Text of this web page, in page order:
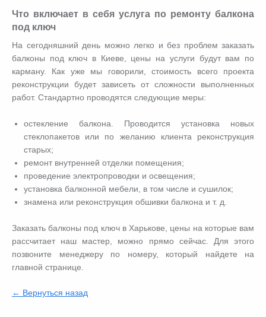
Что включает в себя услуга по ремонту балкона
под ключ
На сегодняшний день можно легко и без проблем заказать
балконы под ключ в Киеве, цены на услуги будут вам по
карману. Как уже мы говорили, стоимость всего проекта
реконструкции будет зависеть от сложности выполненных
работ. Стандартно проводятся следующие меры:
остекление балкона. Проводится установка новых
стеклопакетов или по желанию клиента реконструкция
старых;
ремонт внутренней отделки помещения;
проведение электропроводки и освещения;
установка балконной мебели, в том числе и сушилок;
знамена или реконструкция обшивки балкона и т. д.
Заказать балконы под ключ в Харькове, цены на которые вам
рассчитает наш мастер, можно прямо сейчас. Для этого
позвоните менеджеру по номеру, который найдете на
главной странице.
← Вернуться назад